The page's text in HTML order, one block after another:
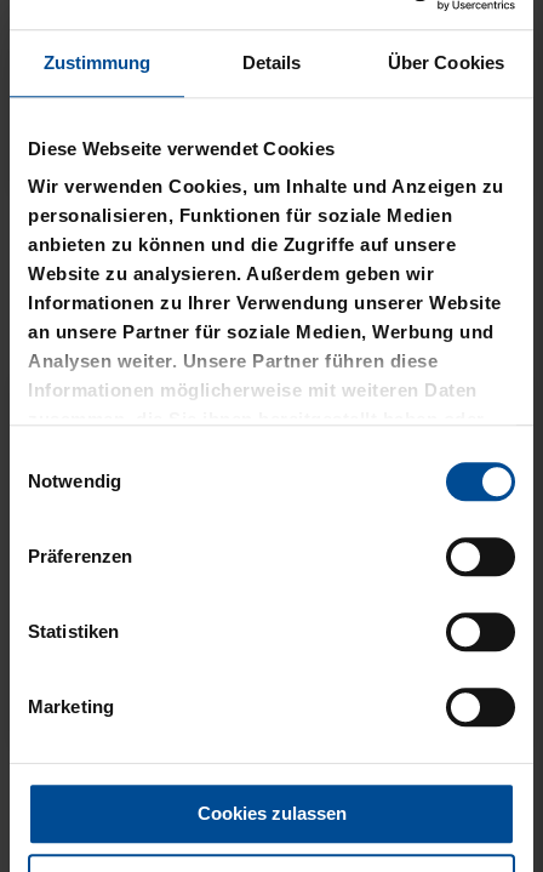
Zustimmung Details Über Cookies
Diese Webseite verwendet Cookies
Wir verwenden Cookies, um Inhalte und Anzeigen zu
personalisieren, Funktionen für soziale Medien
anbieten zu können und die Zugriffe auf unsere
Website zu analysieren. Außerdem geben wir
Informationen zu Ihrer Verwendung unserer Website
an unsere Partner für soziale Medien, Werbung und
Analysen weiter. Unsere Partner führen diese
Informationen möglicherweise mit weiteren Daten
gesammelt haben.
Notwendig
Präferenzen
Statistiken
Marketing
Cookies zulassen
WÄRMEFLASCHE LOGO
SCHWARZ
17,95 €
T-SHIRT
SCHREIBSCHRIFT LOGOS
LADIES
15,00 € 29,95 €
30 Tage Bestpreis: 15,00 €
Ausverkauft
HYBRIDJACKE LOGO COLLEGE JACKE KSC
NAVY-WEISS
35,00 € 79,95 €